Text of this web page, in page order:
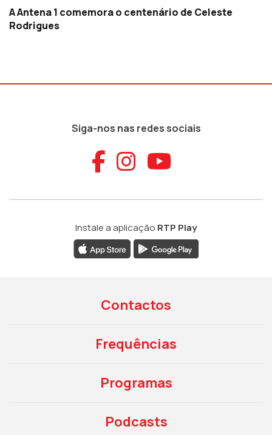
A Antena 1 comemora o centenário de Celeste
Rodrigues
Siga-nos nas redes sociais
Aceder ao
Aceder ao
Aceder
Instale a aplicação RTP Play
Contactos
Frequências
Programas
Podcasts